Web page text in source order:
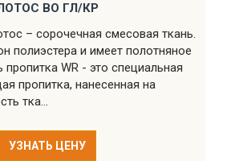
ВО ГЛ/КР
– сорочечная смесовая ткань.
полиэстера и имеет полотняное
пропитка WR - это специальная
пропитка, нанесенная на
тка...
УЗНАТЬ ЦЕНУ